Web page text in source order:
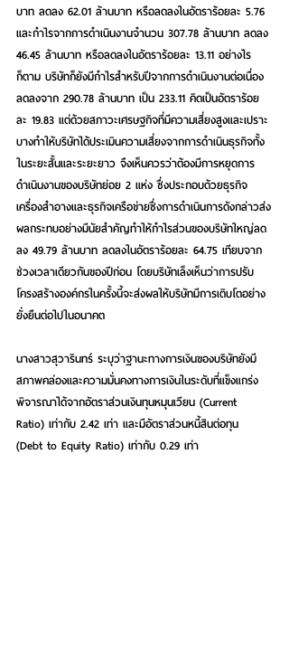
บาท ลดลง 62.01 ล้านบาท หรือลดลงในอัตราร้อยละ 5.76
และกำไรจากการดำเนินงานจำนวน 307.78 ล้านบาท ลดลง
46.45 ล้านบาท หรือลดลงในอัตราร้อยละ 13.11 อย่างไร
ก็ตาม บริษัทก็ยังมีกำไรสำหรับปีจากการดำเนินงานต่อเนื่อง
ลดลงจาก 290.78 ล้านบาท เป็น 233.11 คิดเป็นอัตราร้อย
ละ 19.83 แต่ด้วยสภาวะเศรษฐกิจที่มีความเสี่ยงสูงและเปราะ
บางทำให้บริษัทได้ประเมินความเสี่ยงจากการดำเนินธุรกิจทั้ง
ในระยะสั้นและระยะยาว จึงเห็นควรว่าต้องมีการหยุดการ
ดำเนินงานของบริษัทย่อย 2 แห่ง ซึ่งประกอบด้วยธุรกิจ
เครื่องสำอางและธุรกิจเครือข่ายซึ่งการดำเนินการดังกล่าวส่ง
ผลกระทบอย่างมีนัยสำคัญทำให้กำไรส่วนของบริษัทใหญ่ลด
ลง 49.79 ล้านบาท ลดลงในอัตราร้อยละ 64.75 เทียบจาก
ช่วงเวลาเดียวกันของปีก่อน โดยบริษัทเล็งเห็นว่าการปรับ
โครงสร้างองค์กรในครั้งนี้จะส่งผลให้บริษัทมีการเติบโตอย่าง
ยั่งยืนต่อไปในอนาคต
นางสาวสุวารินทร์ ระบุว่าฐานะทางการเงินของบริษัทยังมี
สภาพคล่องและความมั่นคงทางการเงินในระดับที่แข็งแกร่ง
พิจารณาได้จากอัตราส่วนเงินทุนหมุนเวียน (Current
Ratio) เท่ากับ 2.42 เท่า และมีอัตราส่วนหนี้สินต่อทุน
(Debt to Equity Ratio) เท่ากับ 0.29 เท่า